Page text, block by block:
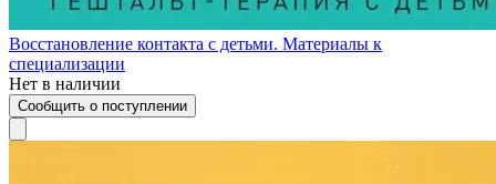
Восстановление контакта с детьми. Материалы к
специализации
Нет в наличии
Сообщить о поступлении